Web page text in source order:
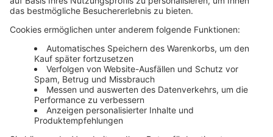
Einführung in das Rechnungswesen